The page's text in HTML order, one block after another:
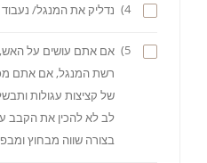
4) נדליק את המנגל/
5)
אם אתם עושים על האש,
רשת המנגל, אם אתם
של קציצות עגולות
לב לא להכין את הקבב
בצורה שווה מבחוץ